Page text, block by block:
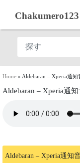
Chakumero123
Home » Aldebaran – Xperia通知
Aldebaran – Xperia通
Aldebaran – Xperia通知